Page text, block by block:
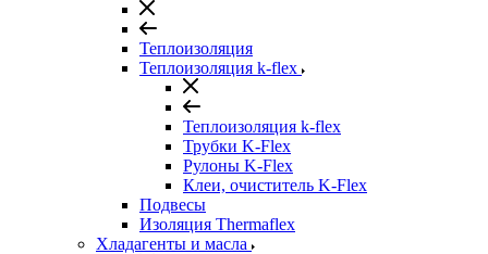
Теплоизоляция
Теплоизоляция k-flex
Теплоизоляция k-flex
Трубки K-Flex
Рулоны K-Flex
Клеи, очиститель K-Flex
Подвесы
Изоляция Thermaflex
Хладагенты и масла